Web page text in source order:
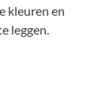
kleuren en
leggen.